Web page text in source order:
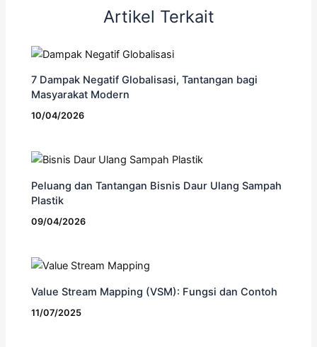
Artikel Terkait
7 Dampak Negatif Globalisasi, Tantangan bagi
Masyarakat Modern
10/04/2026
Peluang dan Tantangan Bisnis Daur Ulang Sampah
Plastik
09/04/2026
Value Stream Mapping (VSM): Fungsi dan Contoh
11/07/2025